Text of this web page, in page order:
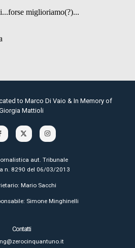
to Marco Di Vaio & In Memory of
Mattioli
aut. Tribunale
n. 8290 del 06/03/2013
Mario Sacchi
Simone Minghinelli
Contatti